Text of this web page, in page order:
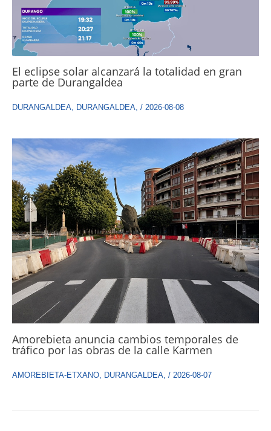
El eclipse solar alcanzará la totalidad en gran
parte de Durangaldea
DURANGALDEA, DURANGALDEA, / 2026-08-08
Amorebieta anuncia cambios temporales de
tráfico por las obras de la calle Karmen
AMOREBIETA-ETXANO DURANGALDEA / 2026-08-07